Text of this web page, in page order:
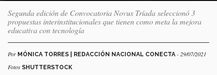
Segunda edición de Convocatoria Novus Tríada seleccionó 3
propuestas interinstitucionales que tienen como meta la mejora
educativa con tecnología
Por MÓNICA TORRES | REDACCIÓN NACIONAL CONECTA - 29/07/2021
Fotos SHUTTERSTOCK